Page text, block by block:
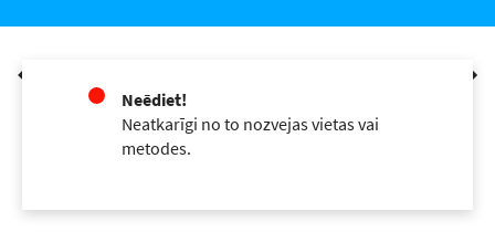
Neēdiet!
Neatkarīgi no to nozvejas vietas vai
metodes.